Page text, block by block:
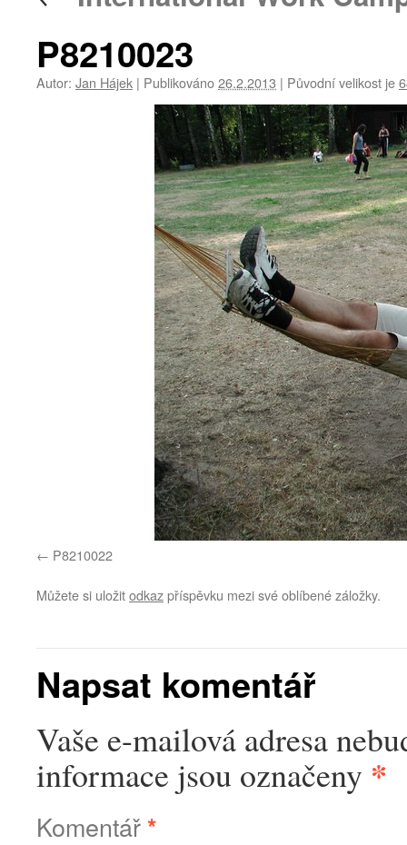
P8210023
Autor: Jan Hájek | Publikováno26.2.2013 | Původní velikost je
P8210022
Můžete si uložitodkazpříspěvku mezi své oblíbené záložky.
Napsat komentář
Vaše e-mailová adresa
informace jsou označeny *
Komentář*